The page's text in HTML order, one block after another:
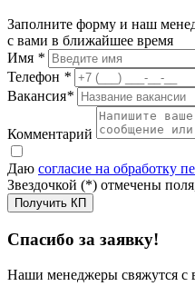
Заполните форму и наш
с вами в ближайшее время
Имя *
Телефон *
Вакансия*
Комментарий
Даю согласие на обработку
Звездочкой (*) отмечены
Получить КП
Спасибо за заявку!
Наши менеджеры свяжутся с